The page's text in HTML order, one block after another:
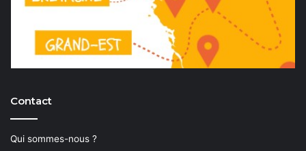
Contact
Qui sommes-nous ?